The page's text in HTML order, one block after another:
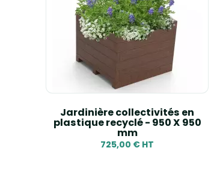
Jardinière collectivités en
plastique recyclé - 950 X 950
mm
725,00 € HT